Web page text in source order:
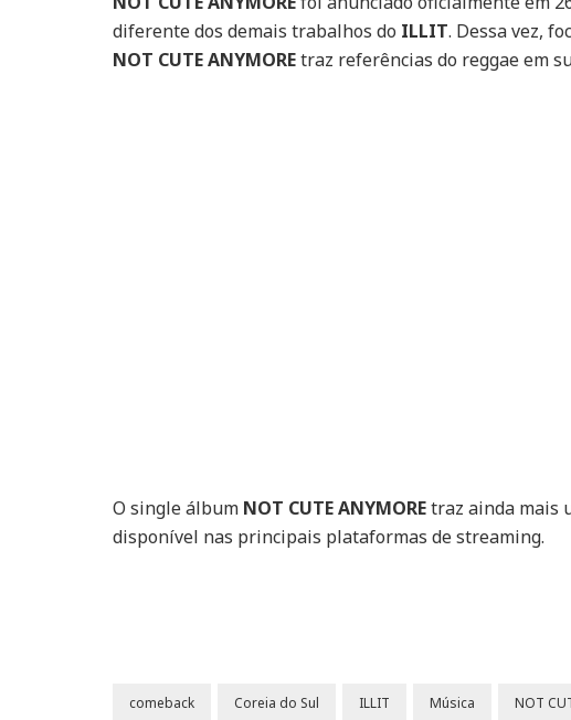
diferente dos demais trabalhos do ILLIT. Dessa vez,
NOT CUTE ANYMOREtraz referências do reggae em
O single álbum NOT CUTE ANYMOREtraz ainda mais
disponível nas principais plataformas de streaming.
comeback Coreia do Sul ILLIT Música NOT